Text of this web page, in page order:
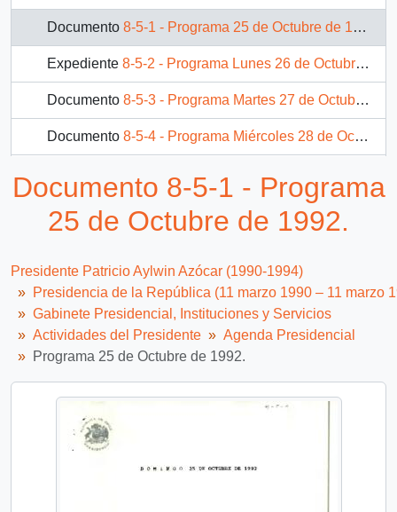
Documento 8-5-1 - Programa 25 de Octubre de 1992.
Expediente 8-5-2 - Programa Lunes 26 de Octubre de 1992.
Documento 8-5-3 - Programa Martes 27 de Octubre de 1992 referente a actividades del Presidente Patricio Aylwin. Contiene detalles sobre el protocolo de entrega de la condecoración de "Servicio de la Presidencia de la República"
Documento 8-5-4 - Programa Miércoles 28 de Octubre de 1992.
1639 más...
Documento 8-5-1 - Programa
25 de Octubre de 1992.
Presidente Patricio Aylwin Azócar (1990-1994)
Presidencia de la República (11 marzo 1990 – 11 marzo
Gabinete Presidencial, Instituciones y Servicios
Actividades del Presidente
Agenda Presidencial
Programa 25 de Octubre de 1992.